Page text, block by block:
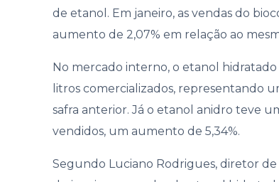
de etanol. Em janeiro, as vendas do
aumento de 2,07% em relação ao
No mercado interno, o etanol
litros comercializados, representando
safra anterior. Já o etanol anidro teve
vendidos, um aumento de 5,34%.
Segundo Luciano Rodrigues, diretor